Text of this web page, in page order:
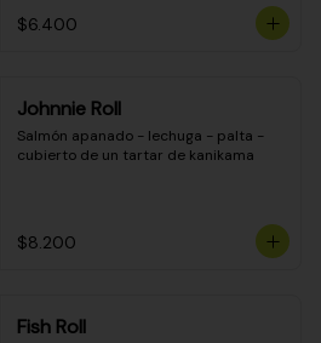
$6.400
Johnnie Roll
Salmón apanado - lechuga - palta -
cubierto de un tartar de kanikama
$8.200
Fish Roll